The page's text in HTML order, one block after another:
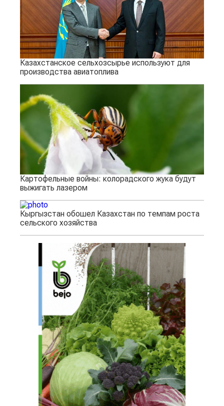
Казахстанское сельхозсырье используют для
производства авиатоплива
Картофельные войны: колорадского жука будут
выжигать лазером
Кыргызстан обошел Казахстан по темпам роста
сельского хозяйства